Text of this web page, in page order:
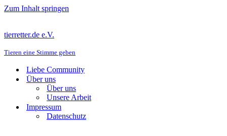
Zum Inhalt springen
tierretter.de e.V.
Tieren eine Stimme geben
Liebe Community
Über uns
Über uns
Unsere Arbeit
Impressum
Datenschutz